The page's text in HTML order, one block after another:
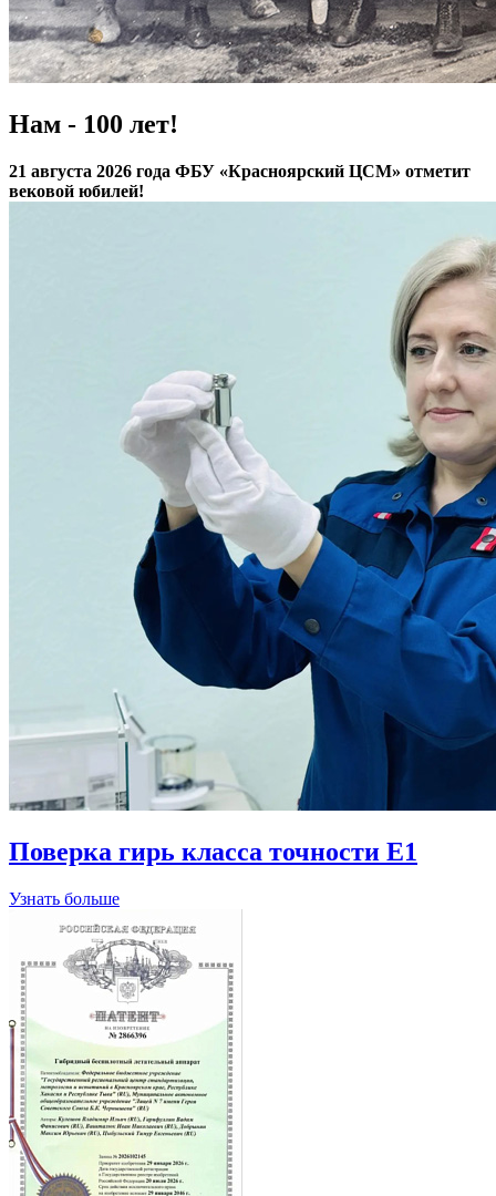
Нам - 100 лет!
21 августа 2026 года ФБУ «Красноярский ЦСМ» отметит
вековой юбилей!
Поверка гирь класса точности Е1
Узнать больше